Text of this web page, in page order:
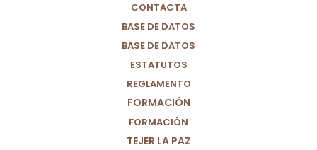
CONTACTA
BASE DE DATOS
BASE DE DATOS
ESTATUTOS
REGLAMENTO
FORMACIÓN
FORMACIÓN
TEJER LA PAZ